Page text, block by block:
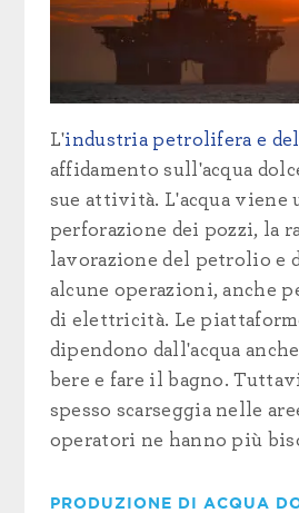
L'industria petrolifera e del
affidamento sull'acqua
sue attività. L'acqua viene
perforazione dei pozzi, la
lavorazione del petrolio e
alcune operazioni, anche
di elettricità. Le
dipendono dall'acqua
bere e fare il bagno.
spesso scarseggia nelle
operatori ne hanno più
PRODUZIONE DI ACQUA